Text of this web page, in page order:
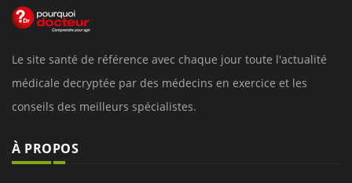
Le site santé de référence avec chaque jour toute l'actualité
médicale decryptée par des médecins en exercice et les
conseils des meilleurs spécialistes.
À PROPOS